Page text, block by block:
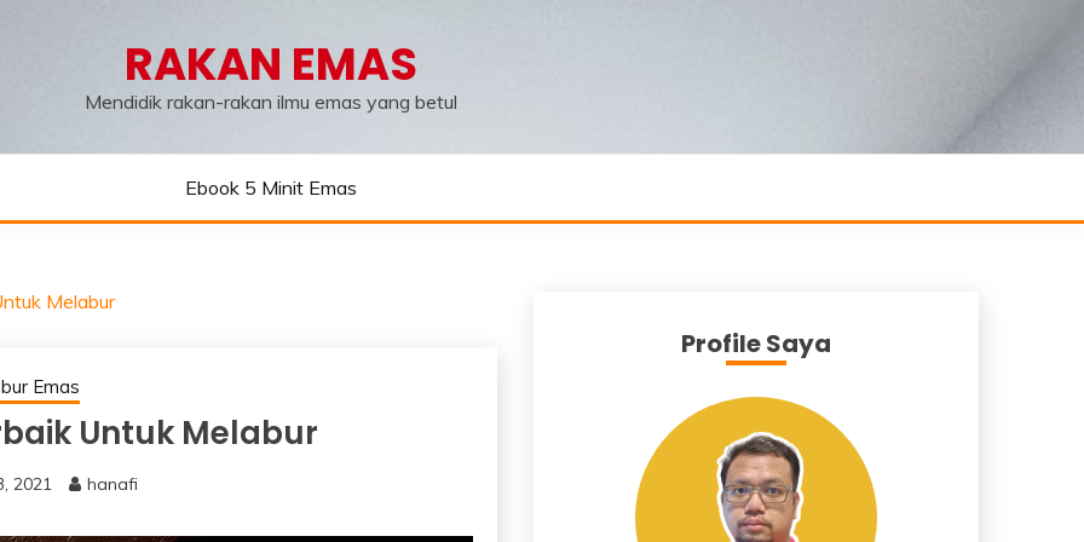
RAKAN EMAS
Mendidik rakan-rakan ilmu emas yang betul
Ebook 5 Minit Emas
Melabur
Emas
Untuk Melabur
2021 hanafi
Profile Saya